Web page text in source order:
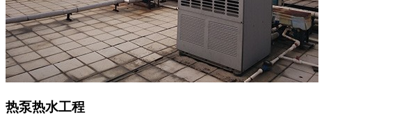
热泵热水工程